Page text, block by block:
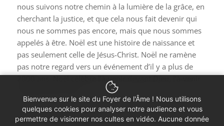
nous suivons notre chemin à la lumière de la grâce, en
cherchant la justice, et que cela nous fait devenir qui
nous ne sommes pas encore, mais que nous sommes
appelés à être. Noël est une histoire de naissance et
pas seulement celle de Jésus-Christ. Noël ne ramène
pas notre regard vers un événement d’il y a plus de
2000 ans, Noël célèbre l’à-venir devant Dieu, l’à-venir
Bienvenue sur le site du Foyer de l'Âme ! Nous utilisons
quelques cookies pour analyser notre audience et vous
permettre de visionner nos cultes en vidéo. Aucune donnée